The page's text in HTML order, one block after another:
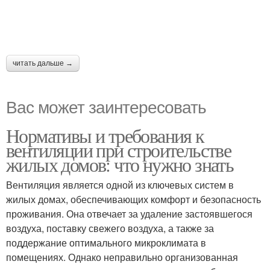
читать дальше →
Вас может заинтересовать
Нормативы и требования к
вентиляции при строительстве
жилых домов: что нужно знать
Вентиляция является одной из ключевых систем в
жилых домах, обеспечивающих комфорт и безопасность
проживания. Она отвечает за удаление застоявшегося
воздуха, поставку свежего воздуха, а также за
поддержание оптимального микроклимата в
помещениях. Однако неправильно организованная